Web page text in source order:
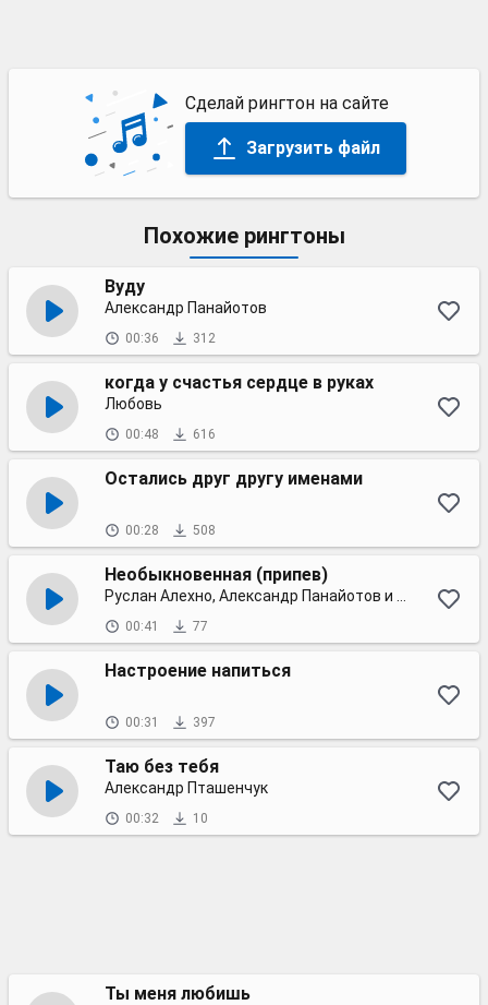
Сделай рингтон на сайте
Загрузить файл
Похожие рингтоны
Вуду
Александр Панайотов
00:36 312
когда у счастья сердце в руках
Любовь
00:48 616
Остались друг другу именами
00:28 508
Необыкновенная (припев)
00:41 77
Настроение напиться
00:31 397
Таю без тебя
Александр Пташенчук
00:32 10
Ты меня любишь